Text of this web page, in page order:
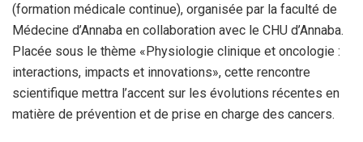
(formation médicale continue), organisée par la faculté de
Médecine d’Annaba en collaboration avec le CHU d’Annaba.
Placée sous le thème «Physiologie clinique et oncologie :
interactions, impacts et innovations», cette rencontre
scientifique mettra l’accent sur les évolutions récentes en
matière de prévention et de prise en charge des cancers.